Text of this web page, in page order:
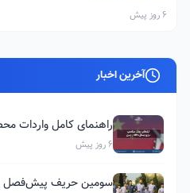
6 روز پیش
آخرین اخبار
راهنمای کامل واردات
6 روز پیش
سومین حریف